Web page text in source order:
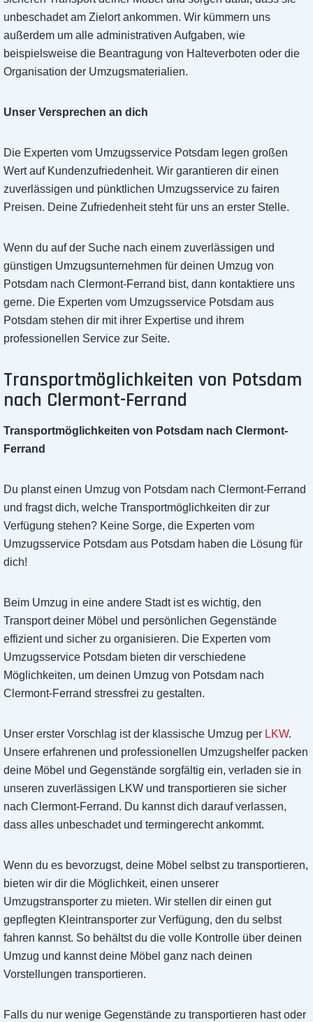
unbeschadet am Zielort ankommen. Wir kümmern uns
außerdem um alle administrativen Aufgaben, wie
beispielsweise die Beantragung von Halteverboten oder die
Organisation der Umzugsmaterialien.
Unser Versprechen an dich
Die Experten vom Umzugsservice Potsdam legen großen
Wert auf Kundenzufriedenheit. Wir garantieren dir einen
zuverlässigen und pünktlichen Umzugsservice zu fairen
Preisen. Deine Zufriedenheit steht für uns an erster Stelle.
Wenn du auf der Suche nach einem zuverlässigen und
günstigen Umzugsunternehmen für deinen Umzug von
Potsdam nach Clermont-Ferrand bist, dann kontaktiere uns
gerne. Die Experten vom Umzugsservice Potsdam aus
Potsdam stehen dir mit ihrer Expertise und ihrem
professionellen Service zur Seite.
Transportmöglichkeiten von Potsdam
nach Clermont-Ferrand
Transportmöglichkeiten von Potsdam nach Clermont-
Ferrand
Du planst einen Umzug von Potsdam nach Clermont-Ferrand
und fragst dich, welche Transportmöglichkeiten dir zur
Verfügung stehen? Keine Sorge, die Experten vom
Umzugsservice Potsdam aus Potsdam haben die Lösung für
dich!
Beim Umzug in eine andere Stadt ist es wichtig, den
Transport deiner Möbel und persönlichen Gegenstände
effizient und sicher zu organisieren. Die Experten vom
Umzugsservice Potsdam bieten dir verschiedene
Möglichkeiten, um deinen Umzug von Potsdam nach
Clermont-Ferrand stressfrei zu gestalten.
Unser erster Vorschlag ist der klassische Umzug per LKW.
Unsere erfahrenen und professionellen Umzugshelfer packen
deine Möbel und Gegenstände sorgfältig ein, verladen sie in
unseren zuverlässigen LKW und transportieren sie sicher
nach Clermont-Ferrand. Du kannst dich darauf verlassen,
dass alles unbeschadet und termingerecht ankommt.
Wenn du es bevorzugst, deine Möbel selbst zu transportieren,
bieten wir dir die Möglichkeit, einen unserer
Umzugstransporter zu mieten. Wir stellen dir einen gut
gepflegten Kleintransporter zur Verfügung, den du selbst
fahren kannst. So behältst du die volle Kontrolle über deinen
Umzug und kannst deine Möbel ganz nach deinen
Vorstellungen transportieren.
Falls du nur wenige Gegenstände zu transportieren hast oder